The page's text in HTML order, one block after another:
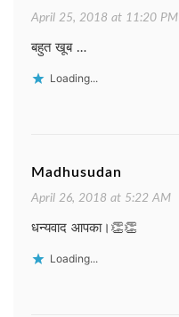
April 25, 2018 at 11:20 PM
बहुत खूब …
Loading...
Madhusudan
April 26, 2018 at 5:22 AM
धन्यवाद आपका।👏👏
Loading...